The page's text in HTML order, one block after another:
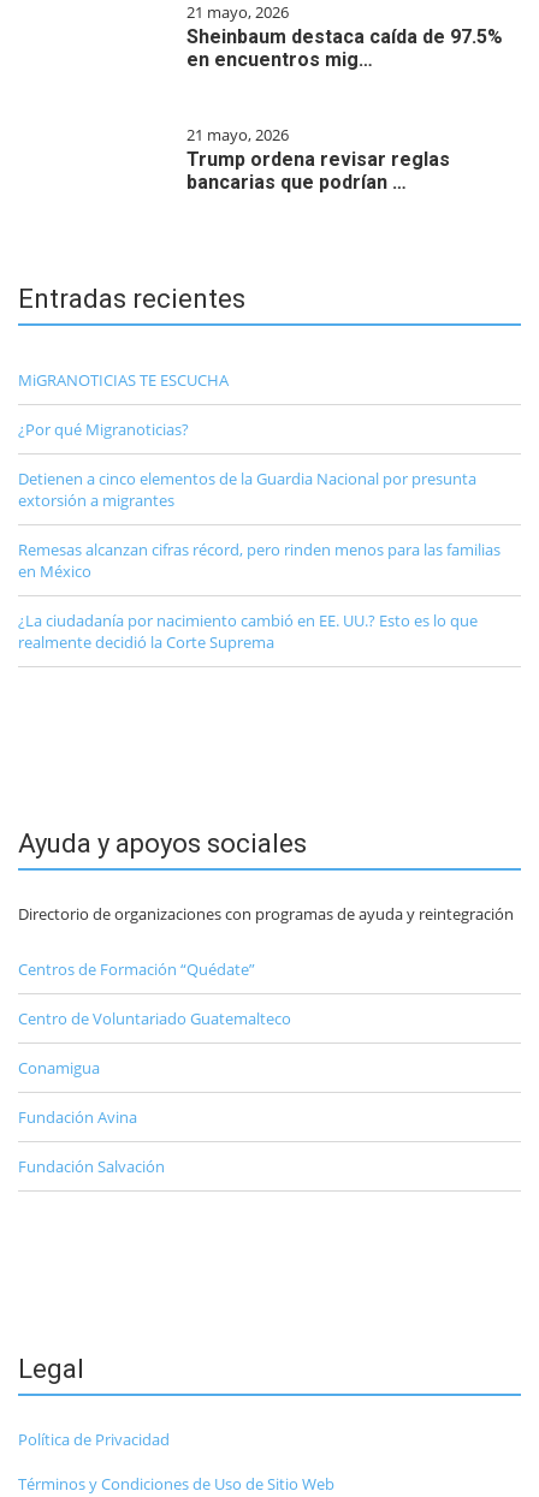
21 mayo, 2026
Sheinbaum destaca caída de 97.5%
en encuentros mig…
21 mayo, 2026
Trump ordena revisar reglas
bancarias que podrían …
Entradas recientes
MiGRANOTICIAS TE ESCUCHA
¿Por qué Migranoticias?
Detienen a cinco elementos de la Guardia Nacional por presunta
extorsión a migrantes
Remesas alcanzan cifras récord, pero rinden menos para las familias
en México
¿La ciudadanía por nacimiento cambió en EE. UU.? Esto es lo que
realmente decidió la Corte Suprema
Ayuda y apoyos sociales
Directorio de organizaciones con programas de ayuda y reintegración
Centros de Formación “Quédate”
Centro de Voluntariado Guatemalteco
Conamigua
Fundación Avina
Fundación Salvación
Legal
Política de Privacidad
Términos y Condiciones de Uso de Sitio Web